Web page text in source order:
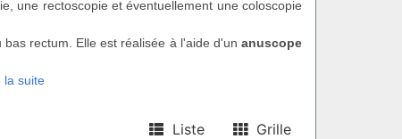
une rectoscopie et éventuellement une coloscopie
rectum. Elle est réalisée à l'aide d'un anuscope
la suite
Liste Grille